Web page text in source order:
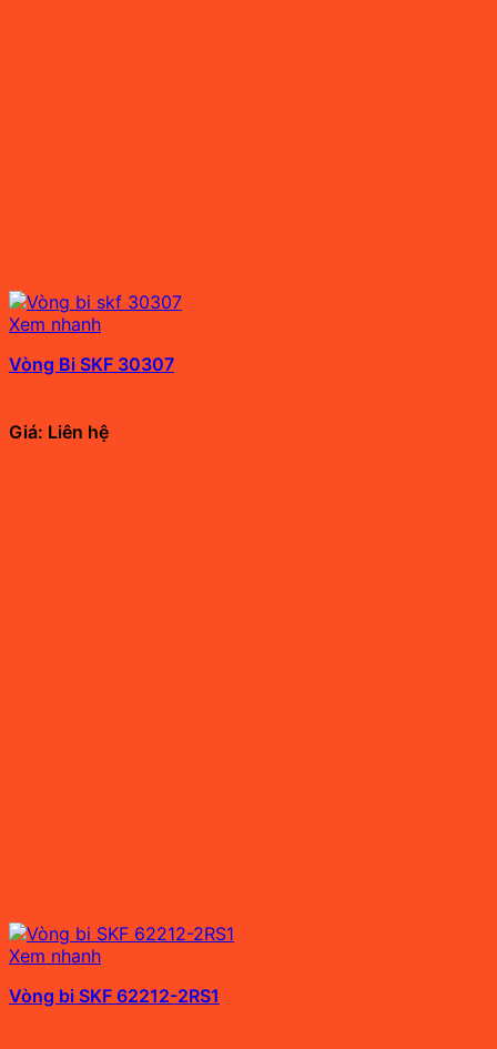
Xem nhanh
Vòng Bi SKF 30307
Giá: Liên hệ
Xem nhanh
Vòng bi SKF 62212-2RS1